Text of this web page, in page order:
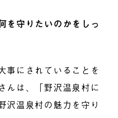
を守りたいのかをしっ
事にされていることを
んは、「野沢温泉村に
沢温泉村の魅力を守り